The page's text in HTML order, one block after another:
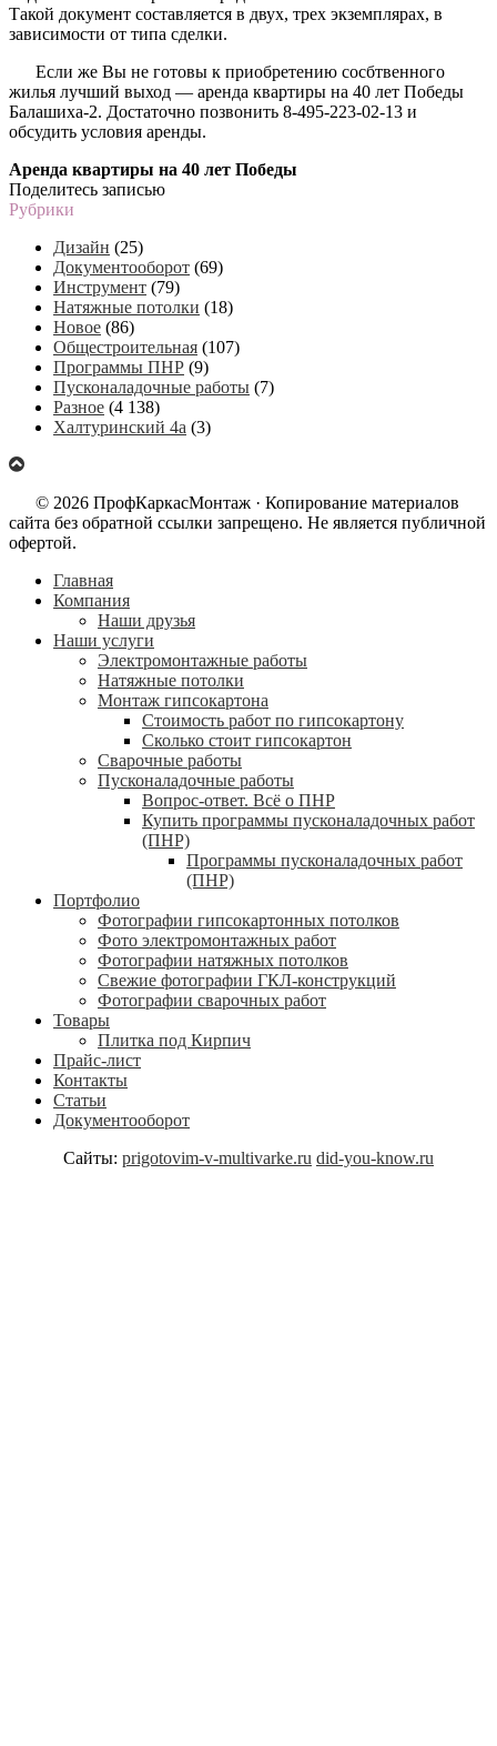
Такой документ составляется в двух, трех экземплярах, в
зависимости от типа сделки.
Если же Вы не готовы к приобретению сосбтвенного
жилья лучший выход — аренда квартиры на 40 лет Победы
Балашиха-2. Достаточно позвонить 8-495-223-02-13 и
обсудить условия аренды.
Аренда квартиры на 40 лет Победы
Поделитесь записью
Рубрики
Дизайн (25)
Документооборот (69)
Инструмент (79)
Натяжные потолки (18)
Новое (86)
Общестроительная (107)
Программы ПНР (9)
Пусконаладочные работы (7)
Разное (4 138)
Халтуринский 4а (3)
© 2026 ПрофКаркасМонтаж · Копирование материалов
сайта без обратной ссылки запрещено. Не является публичной
офертой.
Главная
Компания
Наши друзья
Наши услуги
Электромонтажные работы
Натяжные потолки
Монтаж гипсокартона
Стоимость работ по гипсокартону
Сколько стоит гипсокартон
Сварочные работы
Пусконаладочные работы
Вопрос-ответ. Всё о ПНР
Купить программы пусконаладочных работ
(ПНР)
Программы пусконаладочных работ
(ПНР)
Портфолио
Фотографии гипсокартонных потолков
Фото электромонтажных работ
Фотографии натяжных потолков
Свежие фотографии ГКЛ-конструкций
Фотографии сварочных работ
Товары
Плитка под Кирпич
Прайс-лист
Контакты
Статьи
Документооборот
Сайты: prigotovim-v-multivarke.ru did-you-know.ru